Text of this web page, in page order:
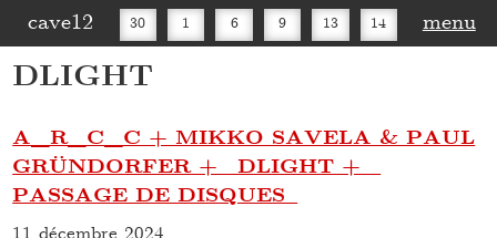
cave12 30 1 6 9 13 14
16
menu
DLIGHT
A_R_C_C + MIKKO SAVELA & PAUL
GRÜNDORFER + DLIGHT +
PASSAGE DE DISQUES
11 décembre 2024